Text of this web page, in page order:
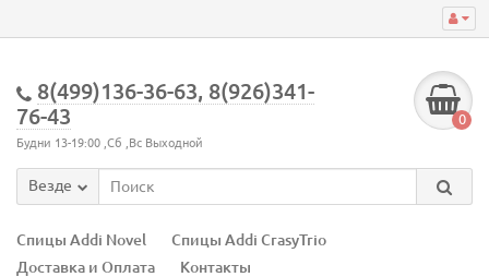
8(499)136-36-63, 8(926)341-
76-43
Будни 13-19:00 ,Сб ,Вс Выходной
0
Везде
Спицы Addi Novel
Спицы Addi CrasyTrio
Доставка и Оплата
Контакты